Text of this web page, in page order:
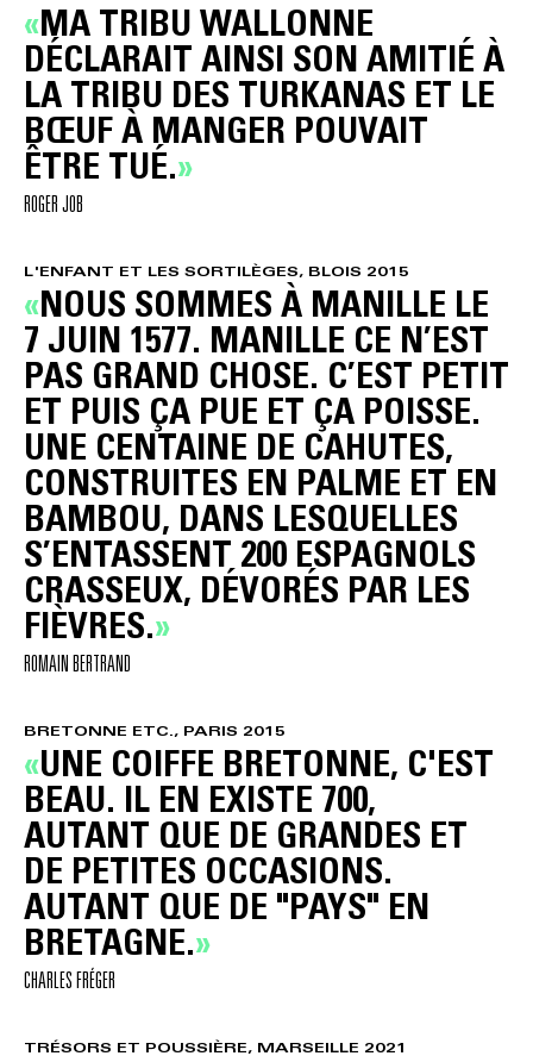
MA TRIBU WALLONNE
DÉCLARAIT AINSI SON AMITIÉ À
LA TRIBU DES TURKANAS ET LE
BŒUF À MANGER POUVAIT
ÊTRE TUÉ.
ROGER JOB
L'ENFANT ET LES SORTILÈGES, BLOIS 2015
NOUS SOMMES À MANILLE LE
7 JUIN 1577. MANILLE CE N’EST
PAS GRAND CHOSE. C’EST PETIT
ET PUIS ÇA PUE ET ÇA POISSE.
UNE CENTAINE DE CAHUTES,
CONSTRUITES EN PALME ET EN
BAMBOU, DANS LESQUELLES
S’ENTASSENT 200 ESPAGNOLS
CRASSEUX, DÉVORÉS PAR LES
FIÈVRES.
ROMAIN BERTRAND
BRETONNE ETC., PARIS 2015
UNE COIFFE BRETONNE, C'EST
BEAU. IL EN EXISTE 700,
AUTANT QUE DE GRANDES ET
DE PETITES OCCASIONS.
AUTANT QUE DE "PAYS" EN
BRETAGNE.
CHARLES FRÉGER
TRÉSORS ET POUSSIÈRE, MARSEILLE 2021